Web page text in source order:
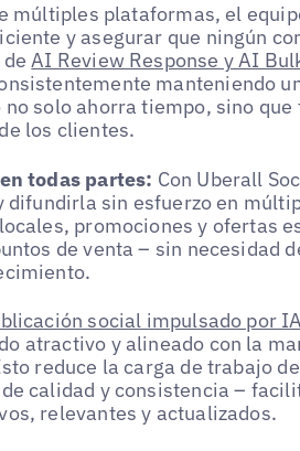
múltiples plataformas, el
y asegurar que ningún
deAI Review Response y AI
manteniendo
solo ahorra tiempo, sino
los clientes.
todas partes: Con Uberall
difundirla sin esfuerzo en
promociones y ofertas
de venta – sin necesidad
social impulsado por IA
atractivo y alineado con la
reduce la carga de trabajo
calidad y consistencia –
relevantes y actualizados.